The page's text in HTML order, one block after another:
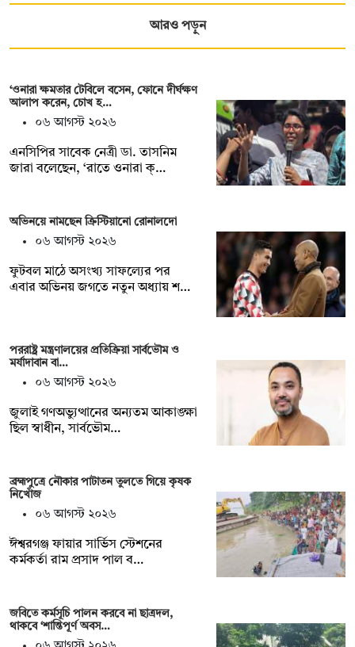
আরও পড়ুন
‘ওনারা ক্ষমতার টেবিলে বসেন, ফোনে দীর্ঘক্ষণ
আলাপ করেন, চোখ হ…
০৬ আগস্ট ২০২৬
এনসিপির সাবেক নেত্রী ডা. তাসনিম
জারা বলেছেন, ‘রাতে ওনারা ক্…
অভিনয়ে নামছেন ক্রিস্টিয়ানো রোনালদো
০৬ আগস্ট ২০২৬
ফুটবল মাঠে অসংখ্য সাফল্যের পর
এবার অভিনয় জগতে নতুন অধ্যায় শ…
পররাষ্ট্র মন্ত্রণালয়ের প্রতিক্রিয়া সার্বভৌম ও
মর্যাদাবান বা…
০৬ আগস্ট ২০২৬
জুলাই গণঅভ্যুত্থানের অন্যতম আকাঙ্ক্ষা
ছিল স্বাধীন, সার্বভৌম…
ব্রহ্মপুত্রে নৌকার পাটাতন তুলতে গিয়ে কৃষক
নিখোঁজ
০৬ আগস্ট ২০২৬
ঈশ্বরগঞ্জ ফায়ার সার্ভিস স্টেশনের
কর্মকর্তা রাম প্রসাদ পাল ব…
জবিতে কর্মসূচি পালন করবে না ছাত্রদল,
থাকবে ‘শান্তিপূর্ণ অবস…